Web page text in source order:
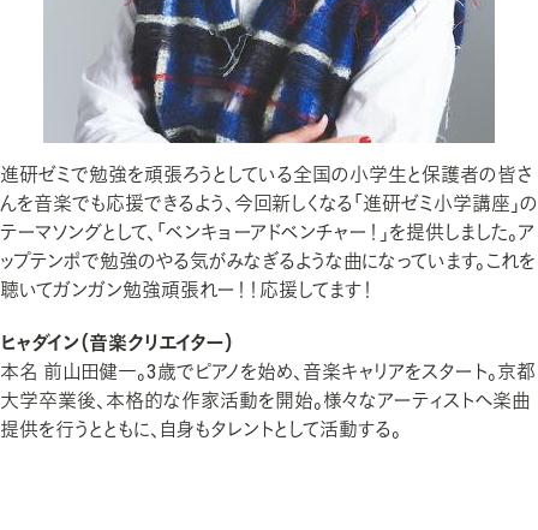
進研ゼミで勉強を頑張ろうとしている全国の小学生と保護者の皆さ
んを音楽でも応援できるよう、今回新しくなる「進研ゼミ小学講座」の
テーマソングとして、「ベンキョーアドベンチャー！」を提供しました。ア
ップテンポで勉強のやる気がみなぎるような曲になっています。これを
聴いてガンガン勉強頑張れー！！応援してます！
ヒャダイン（音楽クリエイター）
本名 前山田健一。3歳でピアノを始め、音楽キャリアをスタート。京都
大学卒業後、本格的な作家活動を開始。様々なアーティストへ楽曲
提供を行うとともに、自身もタレントとして活動する。